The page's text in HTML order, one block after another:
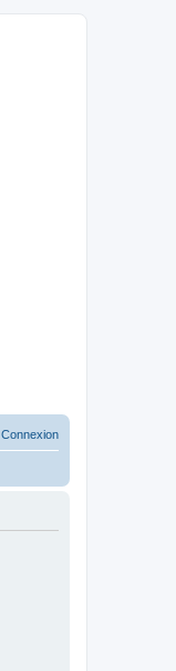
Connexion